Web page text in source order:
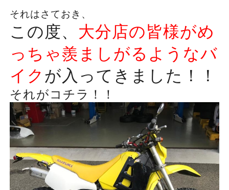
それはさておき、
この度、 大分店の皆様がめ
っちゃ羨ましがるようなバ
イクが入ってきました！！
それがコチラ！！